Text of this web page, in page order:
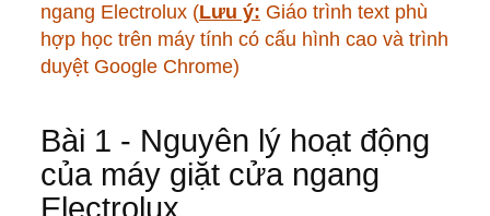
ngang Electrolux (Lưu ý: Giáo trình text phù
hợp học trên máy tính có cấu hình cao và trình
duyệt Google Chrome)
Bài 1 - Nguyên lý hoạt động
của máy giặt cửa ngang
Electrolux